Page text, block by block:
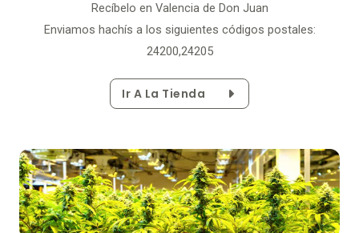
Recíbelo en Valencia de Don Juan
Enviamos hachís a los siguientes códigos postales:
24200,24205
Ir A La Tienda